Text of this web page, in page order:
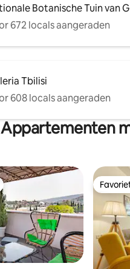
Botanische Tuin van
672 locals aangeraden
Tbilisi
608 locals aangeraden
Appartementen